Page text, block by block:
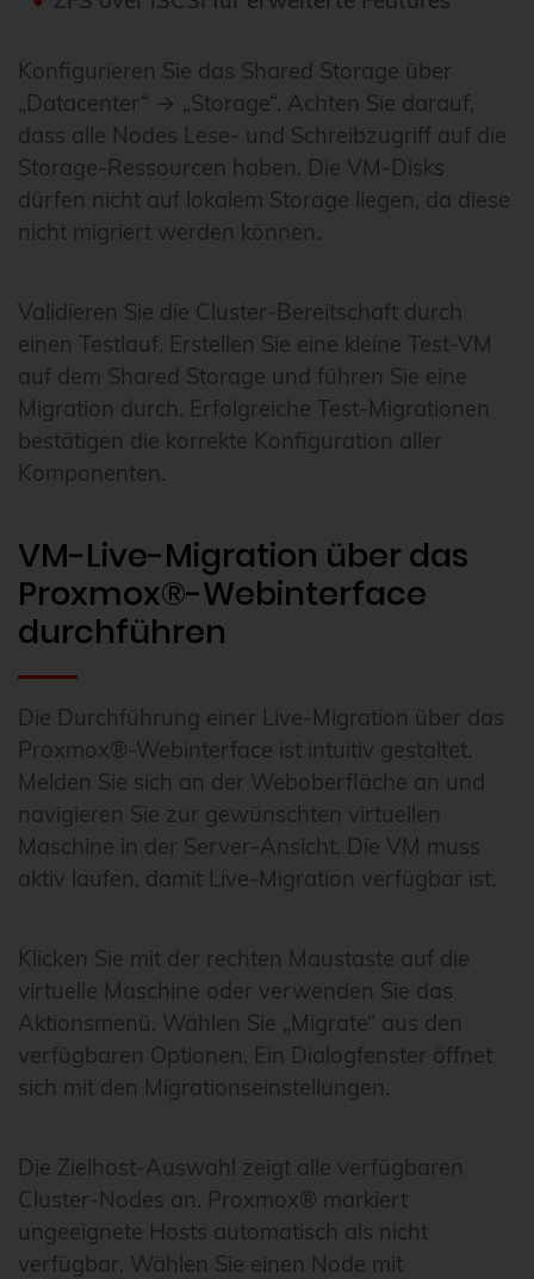
Konfigurieren Sie das Shared Storage über
„Datacenter“ → „Storage“. Achten Sie darauf,
dass alle Nodes Lese- und Schreibzugriff auf die
Storage-Ressourcen haben. Die VM-Disks
dürfen nicht auf lokalem Storage liegen, da diese
nicht migriert werden können.
Validieren Sie die Cluster-Bereitschaft durch
einen Testlauf. Erstellen Sie eine kleine Test-VM
auf dem Shared Storage und führen Sie eine
Migration durch. Erfolgreiche Test-Migrationen
bestätigen die korrekte Konfiguration aller
Komponenten.
VM-Live-Migration über das
Proxmox®-Webinterface
durchführen
Die Durchführung einer Live-Migration über das
Proxmox®-Webinterface ist intuitiv gestaltet.
Melden Sie sich an der Weboberfläche an und
navigieren Sie zur gewünschten virtuellen
Maschine in der Server-Ansicht. Die VM muss
aktiv laufen, damit Live-Migration verfügbar ist.
Klicken Sie mit der rechten Maustaste auf die
virtuelle Maschine oder verwenden Sie das
Aktionsmenü. Wählen Sie „Migrate“ aus den
verfügbaren Optionen. Ein Dialogfenster öffnet
sich mit den Migrationseinstellungen.
Die Zielhost-Auswahl zeigt alle verfügbaren
Cluster-Nodes an. Proxmox® markiert
ungeeignete Hosts automatisch als nicht
verfügbar. Wählen Sie einen Node mit